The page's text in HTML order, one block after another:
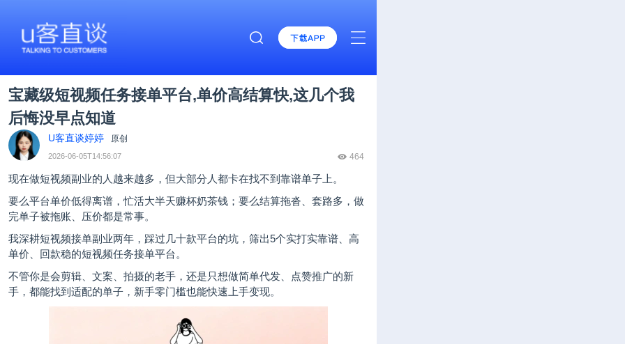
宝藏级短视频任务接单平台,单价高结算快,这几个我
后悔没早点知道
U客直谈婷婷 原创
2026-06-05T14:56:07 464
现在做短视频副业的人越来越多，但大部分人都卡在找不到靠谱单子上。
要么平台单价低得离谱，忙活大半天赚杯奶茶钱；要么结算拖沓、套路多，做
完单子被拖账、压价都是常事。
我深耕短视频接单副业两年，踩过几十款平台的坑，筛出5个实打实靠谱、高
单价、回款稳的短视频任务接单平台。
不管你是会剪辑、文案、拍摄的老手，还是只想做简单代发、点赞推广的新
手，都能找到适配的单子，新手零门槛也能快速上手变现。